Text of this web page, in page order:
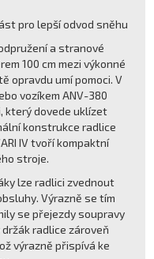
pro lepší odvod sněhu
a stranové
100 cm mezi výkonné
opravdu umí pomoci. V
vozíkem ANV-380
který dovede uklízet
konstrukce radlice
IV tvoří kompaktní
stroje.
lze radlici zvednout
Výrazně se tím
se přejezdy soupravy
radlice zároveň
výrazně přispívá ke